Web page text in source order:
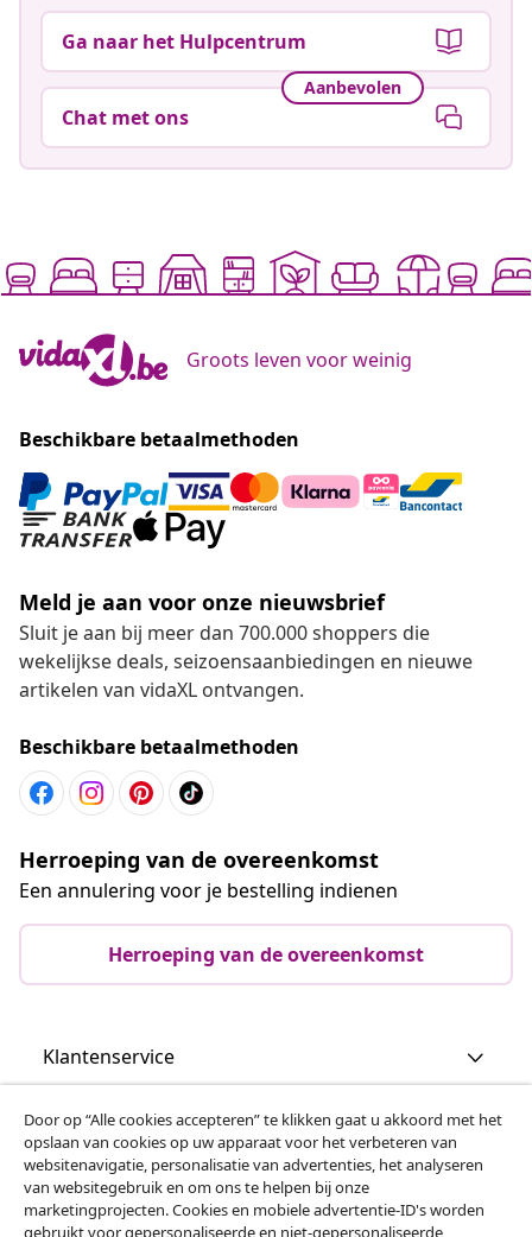
Ga naar het Hulpcentrum
Aanbevolen
Chat met ons
Groots leven voor weinig
Beschikbare betaalmethoden
Meld je aan voor onze nieuwsbrief
Sluit je aan bij meer dan 700.000 shoppers die
wekelijkse deals, seizoensaanbiedingen en nieuwe
artikelen van vidaXL ontvangen.
Beschikbare betaalmethoden
Herroeping van de overeenkomst
Een annulering voor je bestelling indienen
Herroeping van de overeenkomst
Klantenservice
Zakelijk
vidaXL
Door op “Alle cookies accepteren” te klikken gaat u akkoord met het
opslaan van cookies op uw apparaat voor het verbeteren van
websitenavigatie, personalisatie van advertenties, het analyseren
van websitegebruik en om ons te helpen bij onze
marketingprojecten. Cookies en mobiele advertentie-ID's worden
gebruikt voor gepersonaliseerde en niet-gepersonaliseerde